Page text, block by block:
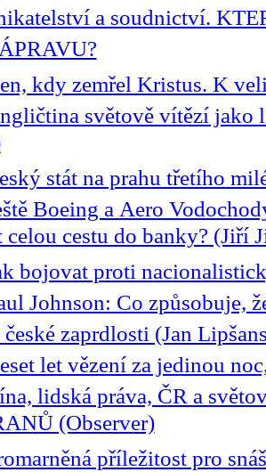
a soudnictví.
kdy zemřel Kristus. K
světově vítězí jako
stát na prahu třetího
Boeing a Aero
celou cestu do banky? (Jiří
bojovat proti
Johnson: Co způsobuje,
české zaprdlosti (Jan
let vězení za jedinou
lidská práva, ČR a
(Observer)
příležitost pro